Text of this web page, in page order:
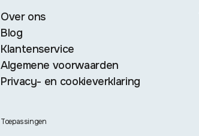
Over ons
Blog
Klantenservice
Algemene voorwaarden
Privacy- en cookieverklaring
Toepassingen